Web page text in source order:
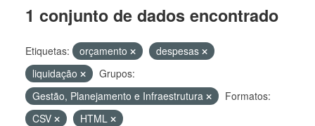
1 conjunto de dados encontrado
Etiquetas: orçamento
despesas
liquidação
Grupos:
Gestão, Planejamento e Infraestrutura
Formatos:
CSV
HTML